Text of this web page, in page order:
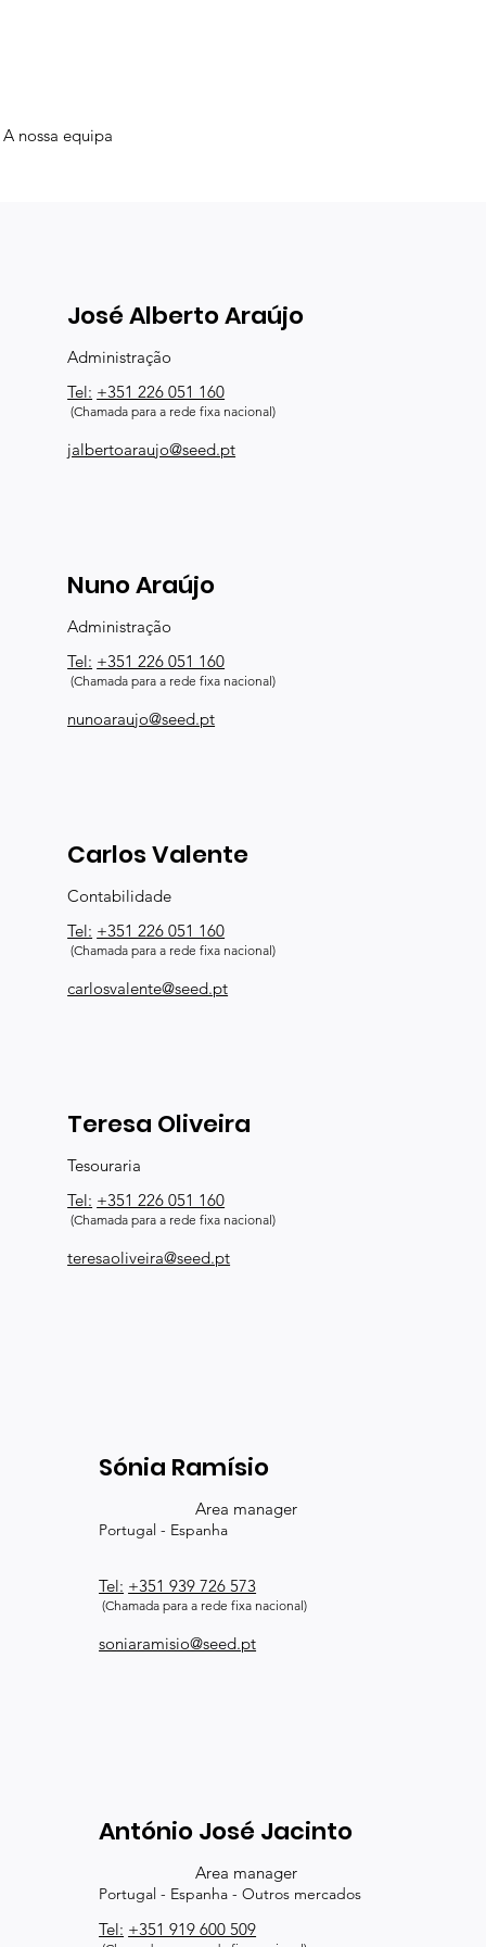
A nossa equipa
José Alberto Araújo
Administração
Tel: +351 226 051 160
(Chamada para a rede fixa nacional)
jalbertoaraujo@seed.pt
Nuno Araújo
Administração
Tel: +351 226 051 160
(Chamada para a rede fixa nacional)
nunoaraujo@seed.pt
Carlos Valente
Contabilidade
Tel: +351 226 051 160
(Chamada para a rede fixa nacional)
carlosvalente@seed.pt
Teresa Oliveira
Tesouraria
Tel: +351 226 051 160
(Chamada para a rede fixa nacional)
teresaoliveira@seed.pt
Sónia Ramísio
Area manager
​Portugal - Espanha
Tel: +351 939 726 573
(Chamada para a rede fixa nacional)
soniaramisio@seed.pt
António José Jacinto
Area manager
Portugal - Espanha - Outros mercados
Tel: +351 919 600 509